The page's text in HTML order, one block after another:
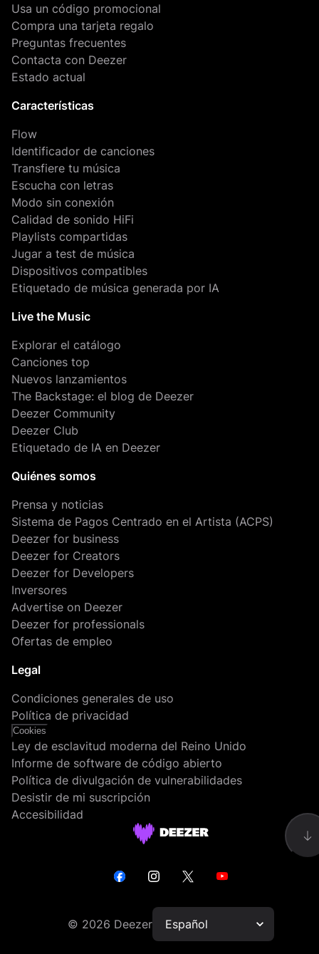
Usa un código promocional
Compra una tarjeta regalo
Preguntas frecuentes
Contacta con Deezer
Estado actual
Características
Flow
Identificador de canciones
Transfiere tu música
Escucha con letras
Modo sin conexión
Calidad de sonido HiFi
Playlists compartidas
Jugar a test de música
Dispositivos compatibles
Etiquetado de música generada por IA
Live the Music
Explorar el catálogo
Canciones top
Nuevos lanzamientos
The Backstage: el blog de Deezer
Deezer Community
Deezer Club
Etiquetado de IA en Deezer
Quiénes somos
Prensa y noticias
Sistema de Pagos Centrado en el Artista (ACPS)
Deezer for business
Deezer for Creators
Deezer for Developers
Inversores
Advertise on Deezer
Deezer for professionals
Ofertas de empleo
Legal
Condiciones generales de uso
Política de privacidad
Cookies
Ley de esclavitud moderna del Reino Unido
Informe de software de código abierto
Política de divulgación de vulnerabilidades
Desistir de mi suscripción
Accesibilidad
© 2026 Deezer